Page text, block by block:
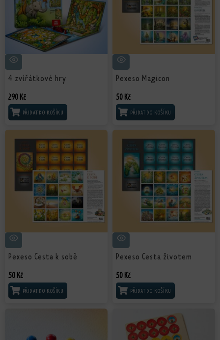
4 zvířátkové hry
290 Kč
PŘIDAT DO KOŠÍKU
Pexeso Magicon
50 Kč
PŘIDAT DO KOŠÍKU
Pexeso Cesta k sobě
50 Kč
PŘIDAT DO KOŠÍKU
Pexeso Cesta životem
50 Kč
PŘIDAT DO KOŠÍKU